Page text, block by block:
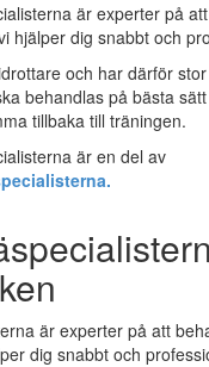
är experter på
hjälper dig snabbt och
och har därför
behandlas på bästa
tillbaka till träningen.
är en del av
är experter på att
dig snabbt och